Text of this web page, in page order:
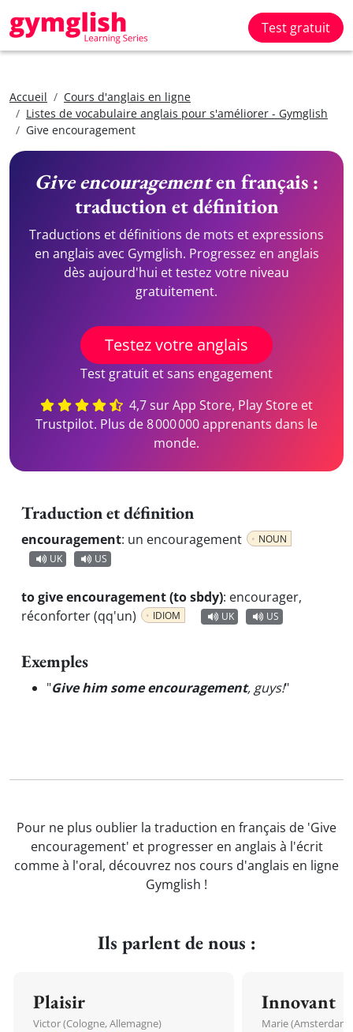
Test gratuit
Accueil
Cours d'anglais en ligne
Listes de vocabulaire anglais pour s'améliorer - Gymglish
Give encouragement
Give encouragementen français :
traduction et définition
Traductions et définitions de mots et expressions
en anglais avec Gymglish. Progressez en anglais
dès aujourd'hui et testez votre niveau
gratuitement.
Testez votre anglais
Test gratuit et sans engagement
4,7 sur App Store, Play Store et
Trustpilot. Plus de 8 000 000 apprenants dans le
monde.
Traduction et définition
encouragement: un encouragement
NOUN
UK
US
to give encouragement (to sbdy): encourager,
réconforter (qq'un)
IDIOM UK US
Exemples
"Give him some encouragement, guys!"
Pour ne plus oublier la traduction en français de 'Give
encouragement' et progresser en anglais à l'écrit
comme à l'oral, découvrez nos cours d'anglais en ligne
Gymglish !
Ils parlent de nous :
Plaisir
Victor (Cologne, Allemagne)
Innovant
Marie (Amsterdam,